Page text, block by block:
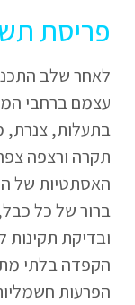
פריסת
לאחר שלב
עצמם ברחבי
בתעלות, צנרת,
תקרה ורצפה
האסתטיות של
ברור של כל
ובדיקת תקינות
הקפדה בלתי
הפרעות